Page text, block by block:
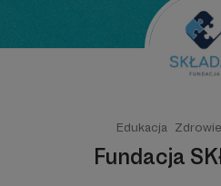
Edukacja Zdrowie
Fundacja